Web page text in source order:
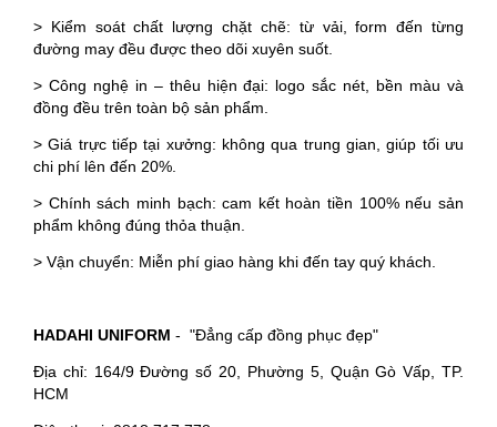
> Kiểm soát chất lượng chặt chẽ: từ vải, form đến từng
đường may đều được theo dõi xuyên suốt.
> Công nghệ in – thêu hiện đại: logo sắc nét, bền màu và
đồng đều trên toàn bộ sản phẩm.
> Giá trực tiếp tại xưởng: không qua trung gian, giúp tối ưu
chi phí lên đến 20%.
> Chính sách minh bạch: cam kết hoàn tiền 100% nếu sản
phẩm không đúng thỏa thuận.
> Vận chuyển: Miễn phí giao hàng khi đến tay quý khách.
HADAHI UNIFORM - "Đẳng cấp đồng phục đẹp"
Địa chỉ: 164/9 Đường số 20, Phường 5, Quận Gò Vấp, TP.
HCM